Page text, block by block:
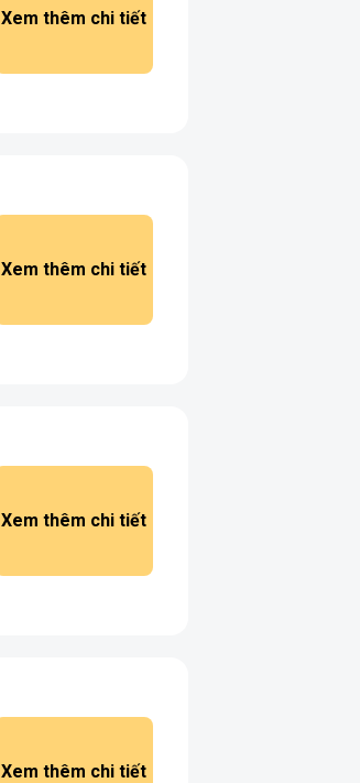
Xem thêm chi tiết
Xem thêm chi tiết
Xem thêm chi tiết
Xem thêm chi tiết